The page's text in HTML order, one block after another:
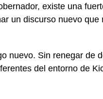
existe una
un discurso nuevo que
nuevo. Sin renegar de
del entorno de